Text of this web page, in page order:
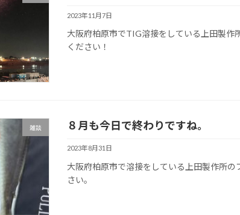
2023年11月7日
大阪府柏原市でTIG溶接をしている上田製作
ください！
雑談 ８月も今日で終わりですね。
2023年8月31日
大阪府柏原市で溶接をしている上田製作所の
さい。